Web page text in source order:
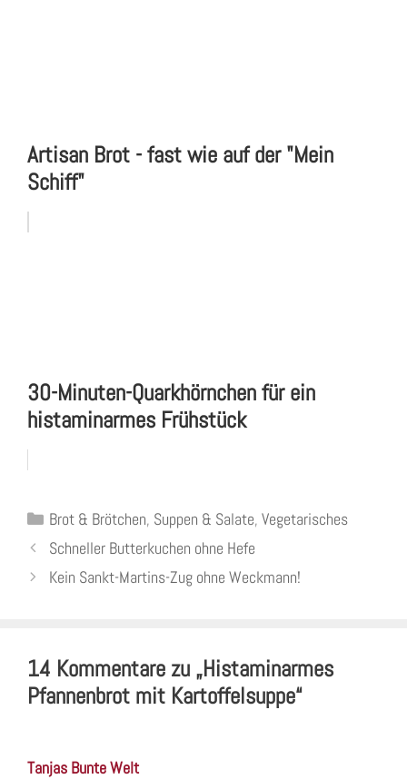
Artisan Brot - fast wie auf der "Mein
Schiff"
30-Minuten-Quarkhörnchen für ein
histaminarmes Frühstück
Kategorien
Brot & Brötchen, Suppen & Salate, Vegetarisches
Schneller Butterkuchen ohne Hefe
Kein Sankt-Martins-Zug ohne Weckmann!
14 Kommentare zu „Histaminarmes
Pfannenbrot mit Kartoffelsuppe“
Tanjas Bunte Welt